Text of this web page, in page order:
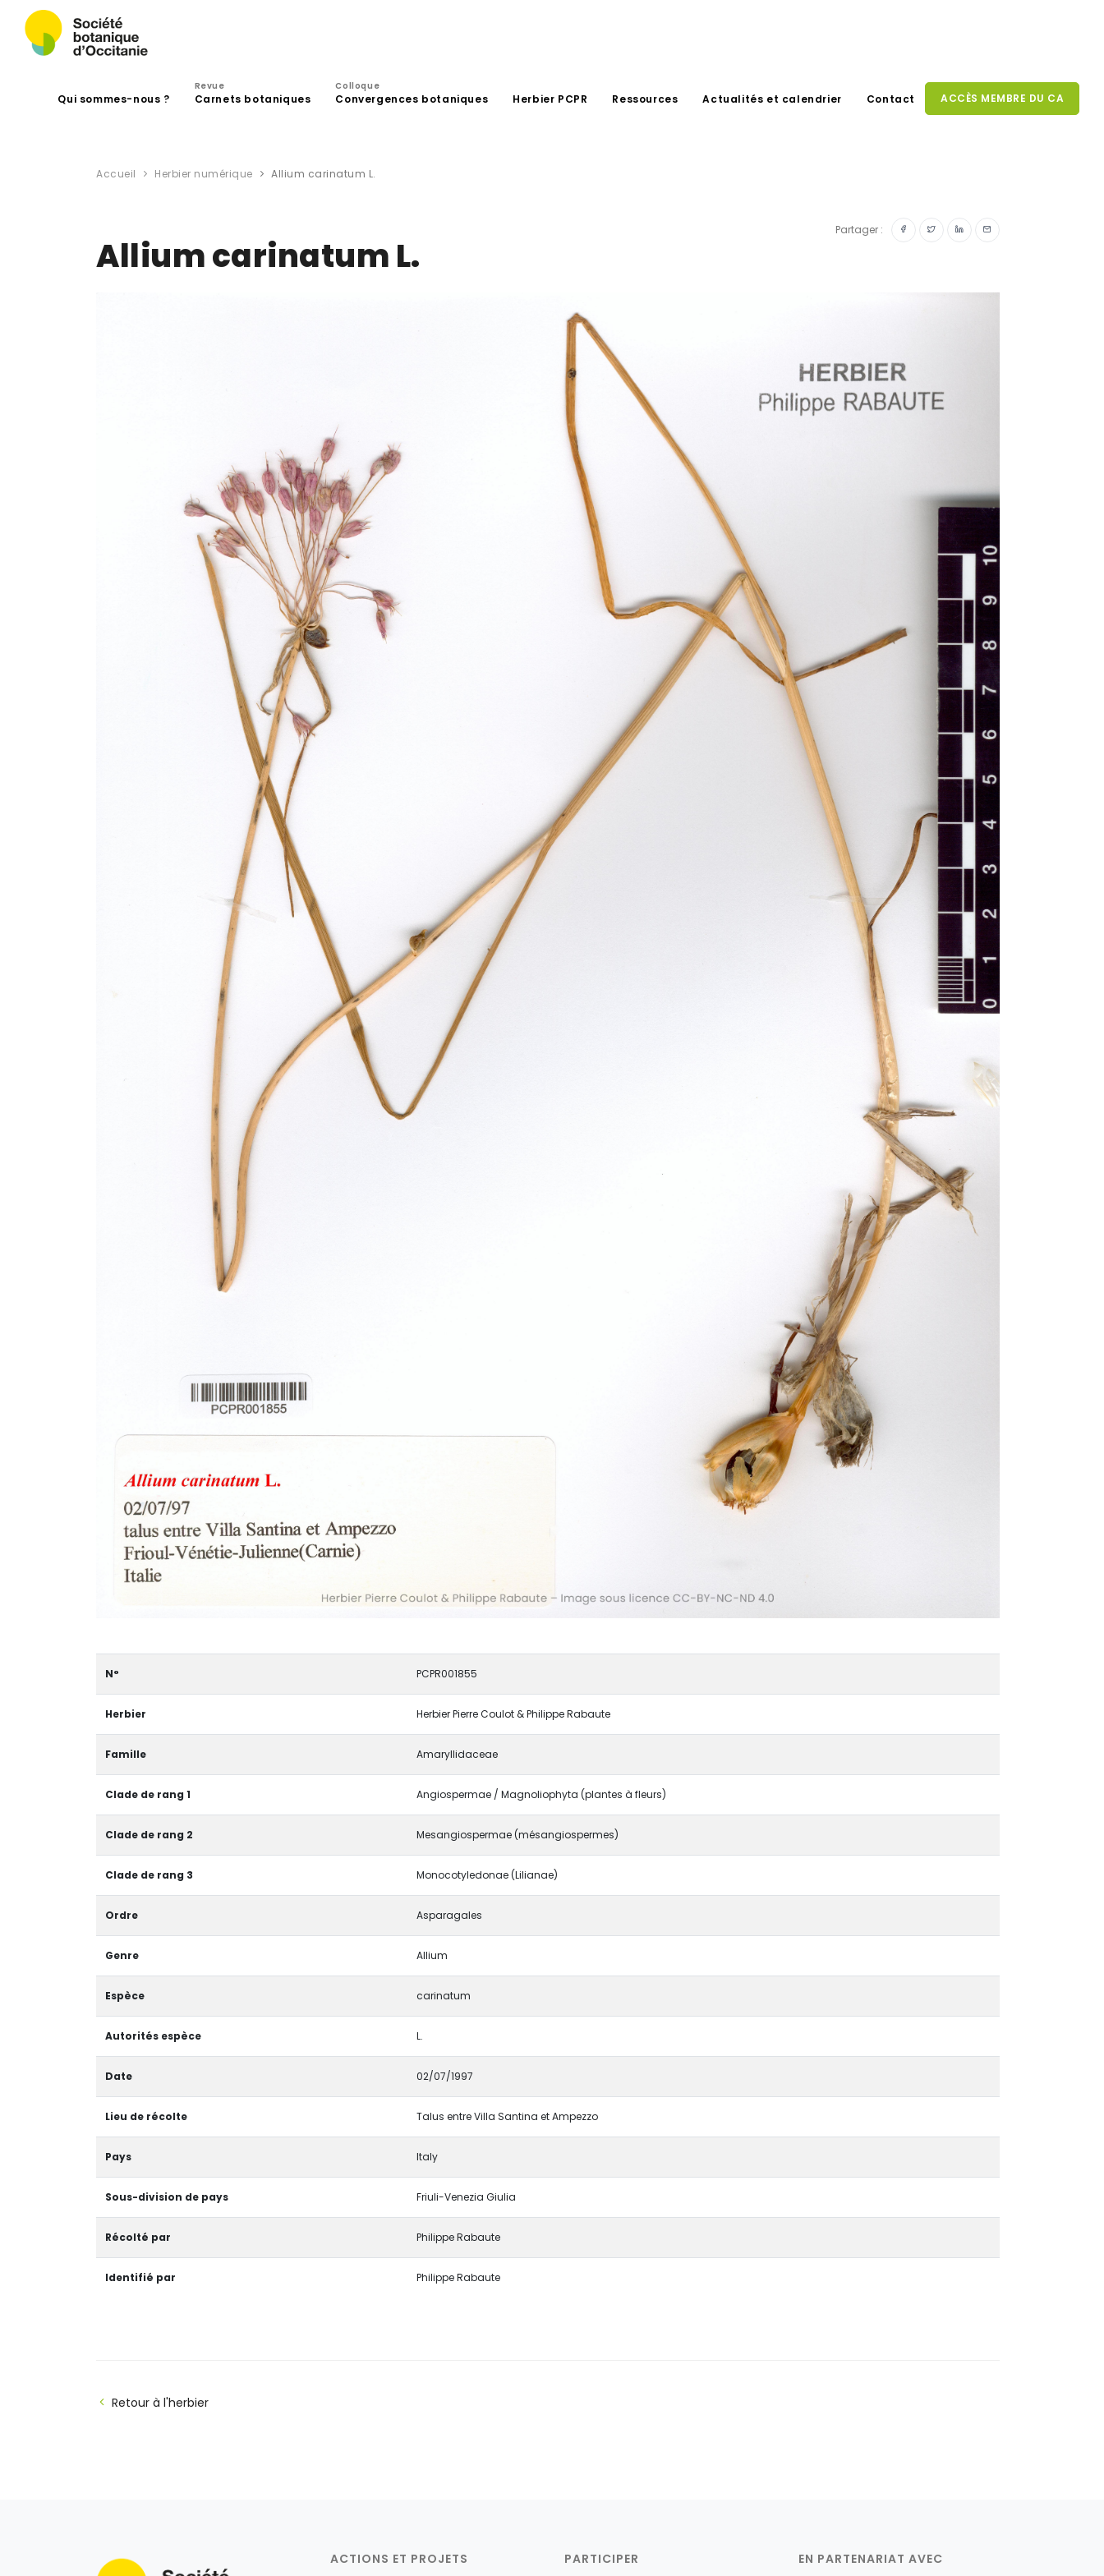
Qui sommes-nous ?
Revue
Carnets botaniques
Colloque
Convergences botaniques Herbier PCPR Ressources Actualités et calendrier Contact ACCÈS MEMBRE DU CA
Accueil Herbier numérique Allium carinatum L.
Partager :
Allium carinatum L.
N° PCPR001855
Herbier Herbier Pierre Coulot & Philippe Rabaute
Famille Amaryllidaceae
Clade de rang 1 Angiospermae / Magnoliophyta (plantes à fleurs)
Clade de rang 2 Mesangiospermae (mésangiospermes)
Clade de rang 3 Monocotyledonae (Lilianae)
Ordre Asparagales
Genre Allium
Espèce carinatum
Autorités espèce L.
Date 02/07/1997
Lieu de récolte Talus entre Villa Santina et Ampezzo
Pays Italy
Sous-division de pays Friuli-Venezia Giulia
Récolté par Philippe Rabaute
Identifié par Philippe Rabaute
Retour à l'herbier
ACTIONS ET PROJETS PARTICIPER EN PARTENARIAT AVEC